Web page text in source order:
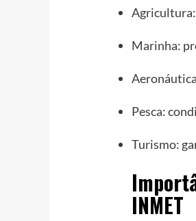
Agricultura:
Marinha:
Pesca:
Turismo:
INMET